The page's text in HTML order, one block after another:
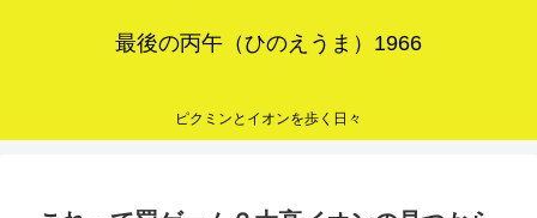
最後の丙午（ひのえうま）1966
ピクミンとイオンを歩く日々